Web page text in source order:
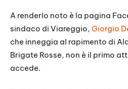
A renderlo noto è la pagina
sindaco di Viareggio, Giorgio
che inneggia al rapimento di
Brigate Rosse, non è il primo
accede.